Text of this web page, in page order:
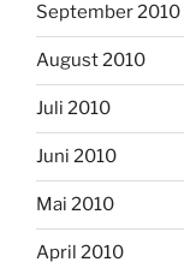
September 2010
August 2010
Juli 2010
Juni 2010
Mai 2010
April 2010